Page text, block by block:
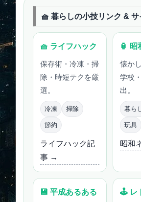
🧺 暮らしの小技リンク &
🧺 ライフハック
保存術・冷凍・掃
除・時短テクを厳
選。
冷凍 掃除
節約
ライフハック記
事 →
🏮 昭
懐か
学校
出。
暮ら
玩具
昭和
💾 平成あるある 🕹 レ